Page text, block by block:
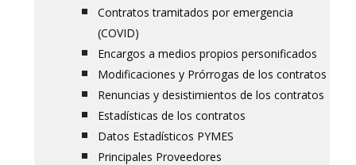
Contratos tramitados por emergencia
(COVID)
Encargos a medios propios personificados
Modificaciones y Prórrogas de los contratos
Renuncias y desistimientos de los contratos
Estadísticas de los contratos
Datos Estadísticos PYMES
Principales Proveedores